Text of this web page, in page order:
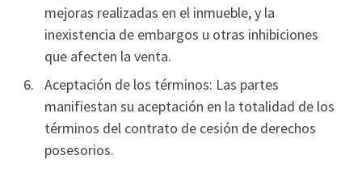
mejoras realizadas en el inmueble, y la
inexistencia de embargos u otras inhibiciones
que afecten la venta.
Aceptación de los términos: Las partes
manifiestan su aceptación en la totalidad de los
términos del contrato de cesión de derechos
posesorios.